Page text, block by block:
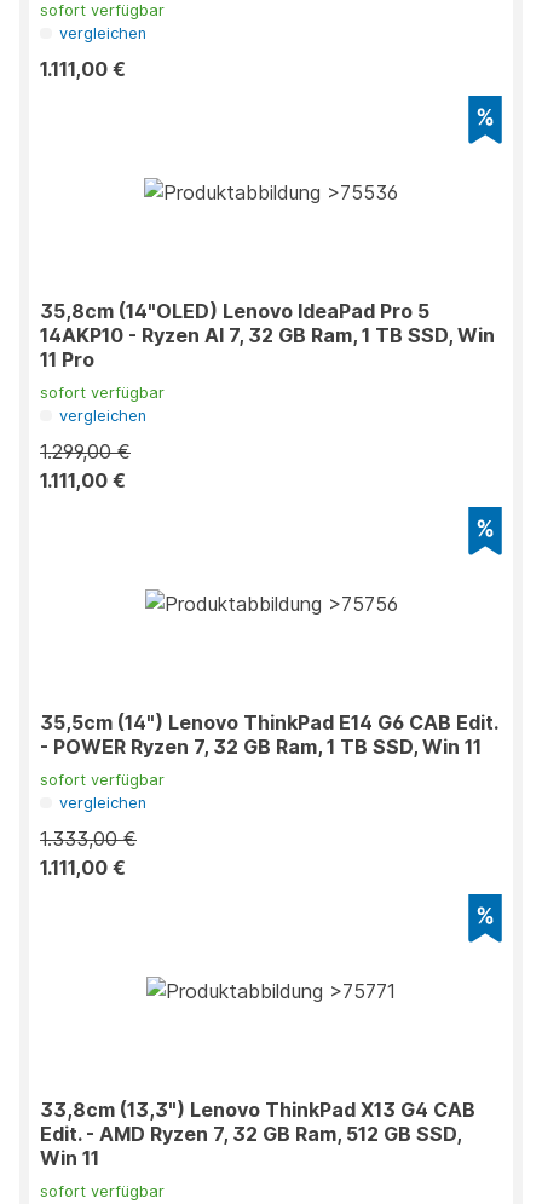
sofort verfügbar
vergleichen
1.111,00 €
35,8cm (14"OLED) Lenovo IdeaPad Pro 5
14AKP10 - Ryzen AI 7, 32 GB Ram, 1 TB SSD, Win
11 Pro
sofort verfügbar
vergleichen
1.299,00 €
1.111,00 €
35,5cm (14") Lenovo ThinkPad E14 G6 CAB Edit.
- POWER Ryzen 7, 32 GB Ram, 1 TB SSD, Win 11
sofort verfügbar
vergleichen
1.333,00 €
1.111,00 €
33,8cm (13,3") Lenovo ThinkPad X13 G4 CAB
Edit. - AMD Ryzen 7, 32 GB Ram, 512 GB SSD,
Win 11
sofort verfügbar